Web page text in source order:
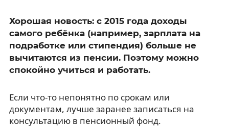
Хорошая новость: с 2015 года доходы
самого ребёнка (например, зарплата на
подработке или стипендия) больше не
вычитаются из пенсии. Поэтому можно
спокойно учиться и работать.
Если что-то непонятно по срокам или
документам, лучше заранее записаться на
консультацию в пенсионный фонд.